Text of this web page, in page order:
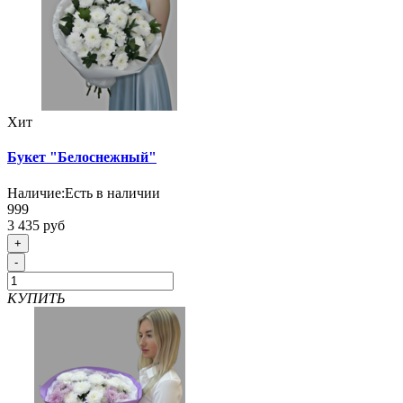
Хит
Букет "Белоснежный"
Наличие:Есть в наличии
999
3 435 руб
+
-
КУПИТЬ